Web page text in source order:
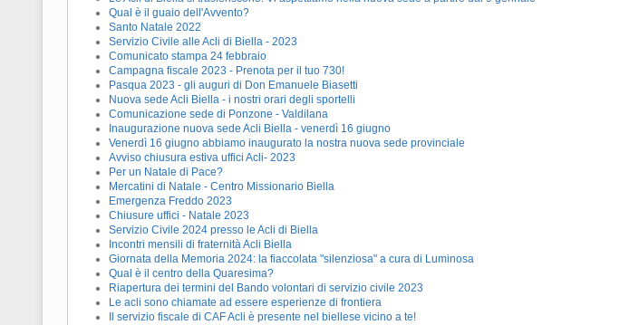
Qual è il guaio dell'Avvento?
Santo Natale 2022
Servizio Civile alle Acli di Biella - 2023
Comunicato stampa 24 febbraio
Campagna fiscale 2023 - Prenota per il tuo 730!
Pasqua 2023 - gli auguri di Don Emanuele Biasetti
Nuova sede Acli Biella - i nostri orari degli sportelli
Comunicazione sede di Ponzone - Valdilana
Inaugurazione nuova sede Acli Biella - venerdì 16 giugno
Venerdì 16 giugno abbiamo inaugurato la nostra nuova sede provinciale
Avviso chiusura estiva uffici Acli- 2023
Per un Natale di Pace?
Mercatini di Natale - Centro Missionario Biella
Emergenza Freddo 2023
Chiusure uffici - Natale 2023
Servizio Civile 2024 presso le Acli di Biella
Incontri mensili di fraternità Acli Biella
Giornata della Memoria 2024: la fiaccolata "silenziosa" a cura di Luminosa
Qual è il centro della Quaresima?
Riapertura dei termini del Bando volontari di servizio civile 2023
Le acli sono chiamate ad essere esperienze di frontiera
Il servizio fiscale di CAF Acli è presente nel biellese vicino a te!